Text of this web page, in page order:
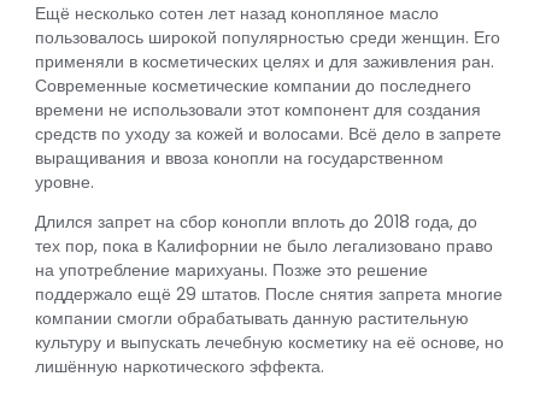
Ещё несколько сотен лет назад конопляное масло
пользовалось широкой популярностью среди женщин. Его
применяли в косметических целях и для заживления ран.
Современные косметические компании до последнего
времени не использовали этот компонент для создания
средств по уходу за кожей и волосами. Всё дело в запрете
выращивания и ввоза конопли на государственном
уровне.
Длился запрет на сбор конопли вплоть до 2018 года, до
тех пор, пока в Калифорнии не было легализовано право
на употребление марихуаны. Позже это решение
поддержало ещё 29 штатов. После снятия запрета многие
компании смогли обрабатывать данную растительную
культуру и выпускать лечебную косметику на её основе, но
лишённую наркотического эффекта.